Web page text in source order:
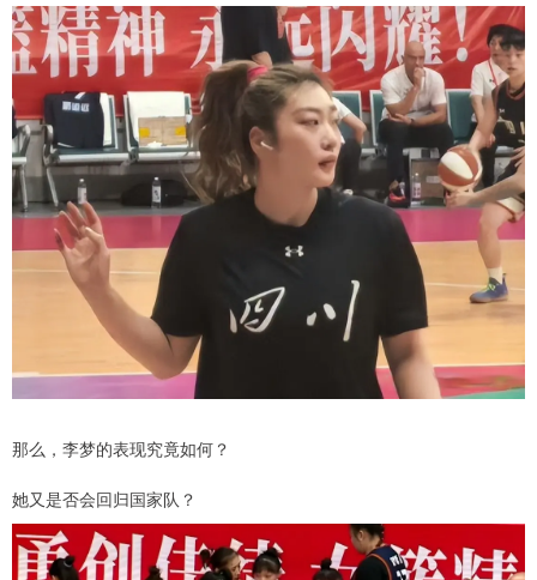
那么，李梦的表现究竟如何？
她又是否会回归国家队？